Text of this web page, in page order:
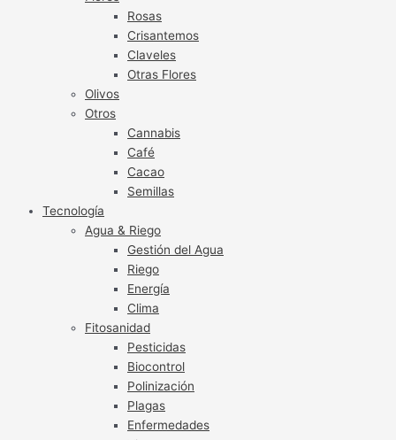
Rosas
Crisantemos
Claveles
Otras Flores
Olivos
Otros
Cannabis
Café
Cacao
Semillas
Tecnología
Agua & Riego
Gestión del Agua
Riego
Energía
Clima
Fitosanidad
Pesticidas
Biocontrol
Polinización
Plagas
Enfermedades